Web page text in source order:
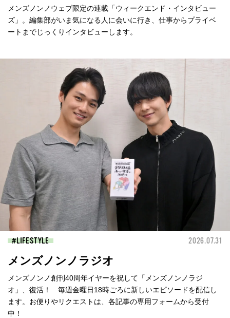
メンズノンノウェブ限定の連載「ウィークエンド・インタビュー
ズ」。編集部がいま気になる人に会いに行き、仕事からプライベ
ートまでじっくりインタビューします。
LIFESTYLE 2026.07.31
メンズノンノラジオ
メンズノンノ創刊40周年イヤーを祝して「メンズノンノラジ
オ」、復活！ 毎週金曜日18時ごろに新しいエピソードを配信し
ます。お便りやリクエストは、各記事の専用フォームから受付
中！